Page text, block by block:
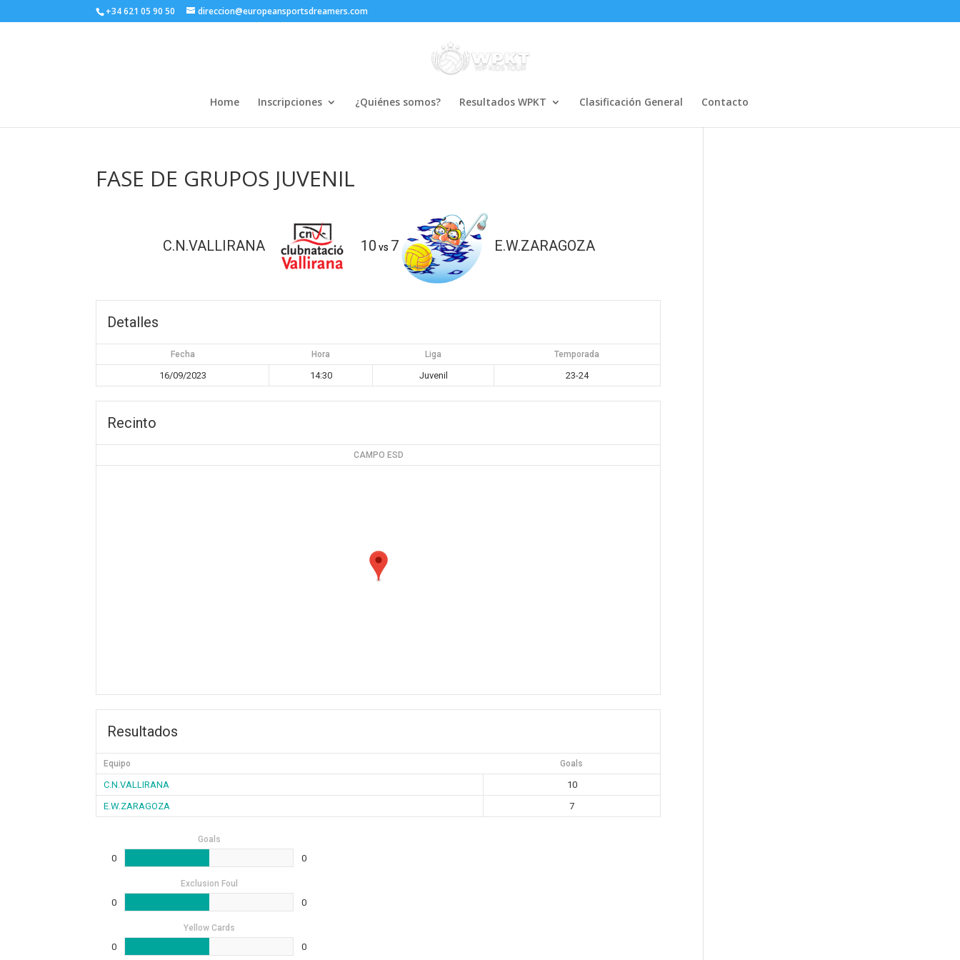
+34 621 05 90 50 direccion@europeansportsdreamers.com
Home Inscripciones ¿Quiénes somos? Resultados WPKT Clasificación General Contacto
FASE DE GRUPOS JUVENIL
C.N.VALLIRANA 10 vs 7 E.W.ZARAGOZA
Detalles
Fecha Hora Liga Temporada
16/09/2023 14:30 Juvenil 23-24
Recinto
CAMPO ESD
Resultados
Equipo Goals
C.N.VALLIRANA
10
E.W.ZARAGOZA
7
Goals
0 0
Exclusion Foul
0 0
Yellow Cards
0 0